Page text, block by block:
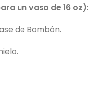
un vaso de 16 oz):
de Bombón.